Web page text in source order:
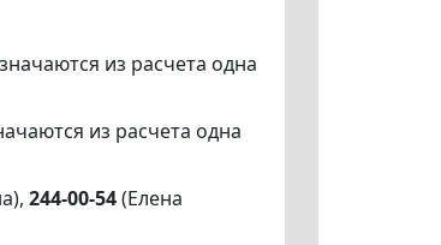
из расчета одна
из расчета одна
244-00-54(Елена